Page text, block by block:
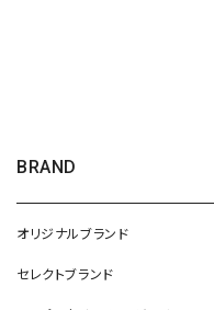
BRAND
オリジナルブランド
セレクトブランド